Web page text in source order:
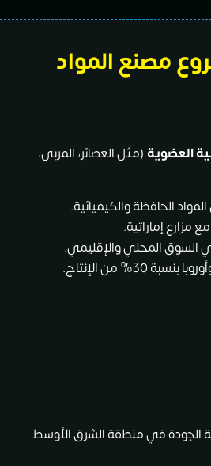
مصنع المواد
العضوية (مثل العصائر، المربى،
مزارع إماراتية.
السوق المحلي والإقليمي.
من الإنتاج.
الجودة في منطقة الشرق الأوسط